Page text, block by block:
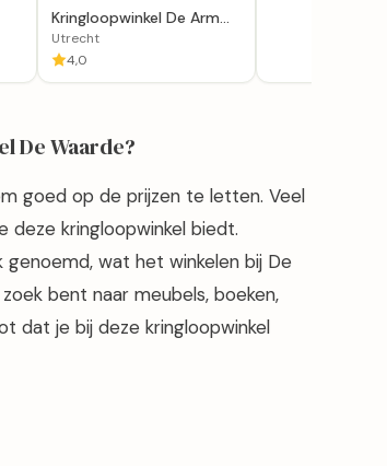
Kringloopwinkel De Arm
247 in Utrecht
Utrecht
4,0
De Waarde?
goed op de prijzen te letten. Veel
deze kringloopwinkel biedt.
wat het winkelen bij De
bent naar meubels, boeken,
dat je bij deze kringloopwinkel